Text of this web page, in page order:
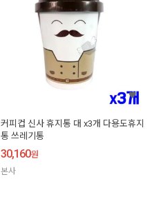
커피컵 신사 휴지통 대 x3개 다용도휴지
통 쓰레기통
30,160원
본사